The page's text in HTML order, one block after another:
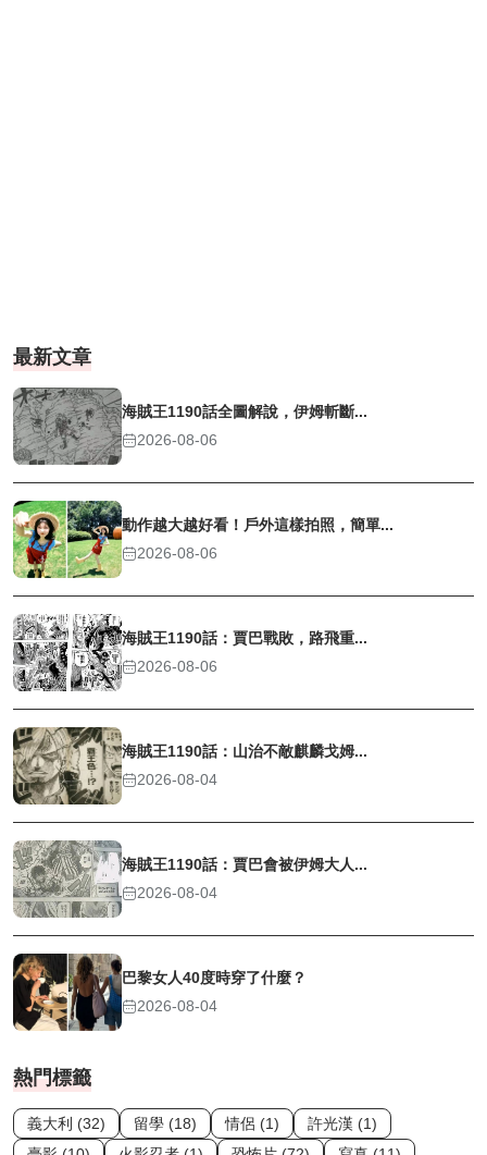
最新文章
海賊王1190話全圖解說，伊姆斬斷...
2026-08-06
動作越大越好看！戶外這樣拍照，簡單...
2026-08-06
海賊王1190話：賈巴戰敗，路飛重...
2026-08-06
海賊王1190話：山治不敵麒麟戈姆...
2026-08-04
海賊王1190話：賈巴會被伊姆大人...
2026-08-04
巴黎女人40度時穿了什麼？
2026-08-04
熱門標籤
義大利 (32) 留學 (18) 情侶 (1)
許光漢 (1)